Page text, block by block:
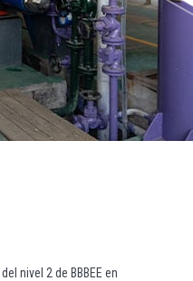
nivel 2 de BBBEE en